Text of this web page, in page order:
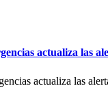
actualiza las
actualiza las